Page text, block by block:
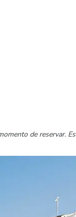
de reservar. Es